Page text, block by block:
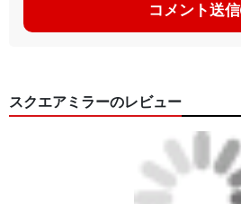
コメント送信
スクエアミラーのレビュー